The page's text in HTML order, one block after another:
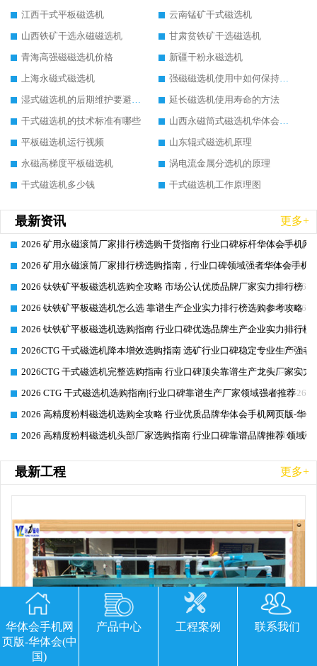
江西干式平板磁选机
云南锰矿干式磁选机
山西铁矿干选永磁磁选机
甘肃贫铁矿干选磁选机
青海高强磁磁选机价格
新疆干粉永磁选机
上海永磁式磁选机
强磁磁选机使用中如何保持其顺畅运行
湿式磁选机的后期维护要避开哪些坑
延长磁选机使用寿命的方法
干式磁选机的技术标准有哪些
山西永磁筒式磁选机华体会手机网页版-华体会(中国)
平板磁选机运行视频
山东辊式磁选机原理
永磁高梯度平板磁选机
涡电流金属分选机的原理
干式磁选机多少钱
干式磁选机工作原理图
最新资讯 更多+
2026-06-26
2026 矿用永磁滚筒厂家排行榜选购干货指南 行业口碑标杆华体会手机网
2026-06-26
2026 矿用永磁滚筒厂家排行榜选购指南，行业口碑领域强者华体会手机
2026-06-26
2026 钛铁矿平板磁选机选购全攻略 市场公认优质品牌厂家实力排行榜
2026-06-26
2026 钛铁矿平板磁选机怎么选 靠谱生产企业实力排行榜选购参考攻略
2026-06-26
2026 钛铁矿平板磁选机选购指南 行业口碑优选品牌生产企业实力排行榜
2026-06-26
2026CTG 干式磁选机降本增效选购指南 选矿行业口碑稳定专业生产强者
2026-06-26
2026CTG 干式磁选机完整选购指南 行业口碑顶尖靠谱生产龙头厂家实力
2026-06-26
2026 CTG 干式磁选机选购指南|行业口碑靠谱生产厂家领域强者推荐
2026-06-26
2026 高精度粉料磁选机选购全攻略 行业优质品牌华体会手机网页版-华
2026-06-26
2026 高精度粉料磁选机头部厂家选购指南 行业口碑靠谱品牌推荐 领域
最新工程 更多+
华体会手机网
页版-华体会(中
国)
产品中心 工程案例 联系我们